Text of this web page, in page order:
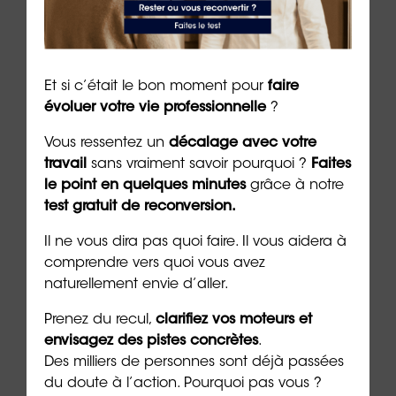
poser les bases d’une cohésion renforcée.
question d’outils, mais une question de vision et
d’attention portée aux collaborateurs.
Avec des stratégies claires, des pratiques
participatives et des dispositifs innovants comme
ceux d’ORIENTACTION, les entreprises peuvent
faire de cette rentrée un tremplin pour
l’engagement, la confiance et la performance
psychologie, écrivain et PDG du groupe
ORIENTACTION (07/09/2025)
***
Et si c’était le bon moment pour faire
évoluer votre vie professionnelle?
Vous ressentez un décalage avec votre
travail sans vraiment savoir pourquoi ? Faites
le point en quelques minutesgrâce à notre
test gratuit de reconversion.
Il ne vous dira pas quoi faire. Il vous aidera à
comprendre vers quoi vous avez
naturellement envie d’aller.
Prenez du recul, clarifiez vos moteurs et
envisagez des pistes concrètes.
Des milliers de personnes sont déjà passées
du doute à l’action. Pourquoi pas vous ?